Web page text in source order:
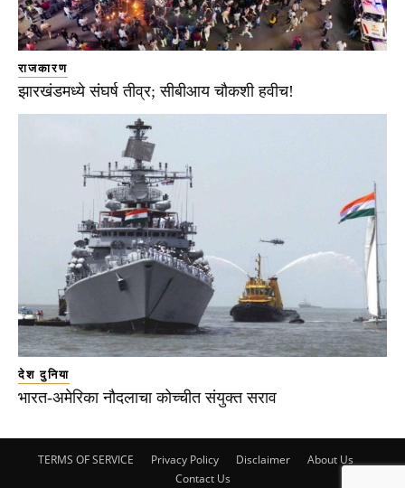
राजकारण
झारखंडमध्ये संघर्ष तीव्र; सीबीआय चौकशी हवीच!
देश दुनिया
भारत-अमेरिका नौदलाचा कोच्चीत संयुक्त सराव
TERMS OF SERVICE Privacy Policy Disclaimer
About Us
Contact Us